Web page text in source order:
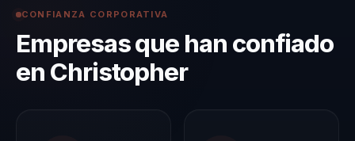
CONFIANZA CORPORATIVA
Empresas que han confiado
en Christopher